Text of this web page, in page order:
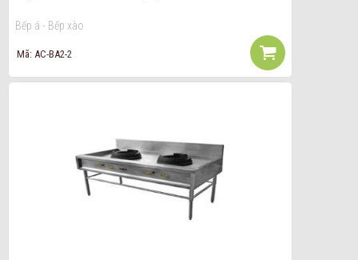
Bếp á - Bếp xào
Mã: AC-BA2-2